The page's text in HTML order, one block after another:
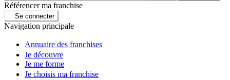
Référencer ma franchise
Se connecter
Navigation principale
Annuaire des franchises
Je découvre
Je me forme
Je choisis ma franchise